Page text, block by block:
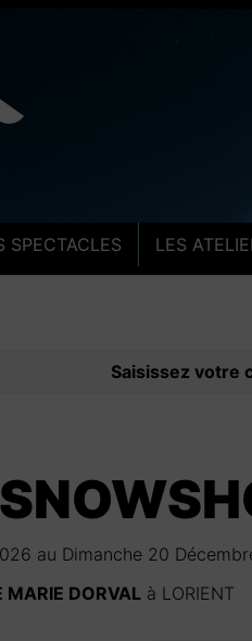
SPECTACLES LES
Saisissez votre
au Dimanche 20
MARIE DORVAL à LORIENT